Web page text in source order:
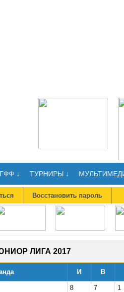
↓ ТУРНИРЫ ↓
Восстановить пароль
ЛИГА 2017
И В
8 7
1